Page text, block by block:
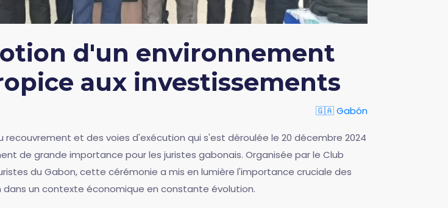
d'un environnement
aux investissements
🇬🇦 Gabón
et des voies d'exécution qui s'est déroulée le 20 décembre 2024
de grande importance pour les juristes gabonais. Organisée par le Club
du Gabon, cette cérémonie a mis en lumière l'importance cruciale des
un contexte économique en constante évolution.